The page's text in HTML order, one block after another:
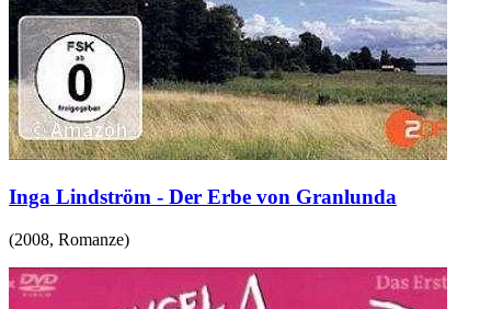
Inga Lindström - Der Erbe von Granlunda
(2008, Romanze)